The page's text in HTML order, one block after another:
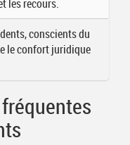
les recours.
conscients du
le confort juridique